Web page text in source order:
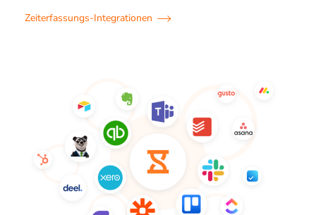
Zeiterfassungs-Integrationen